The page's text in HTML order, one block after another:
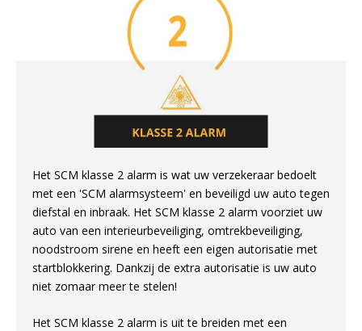
Het SCM klasse 2 alarm is wat uw verzekeraar bedoelt
met een 'SCM alarmsysteem' en beveiligd uw auto tegen
diefstal en inbraak. Het SCM klasse 2 alarm voorziet uw
auto van een interieurbeveiliging, omtrekbeveiliging,
noodstroom sirene en heeft een eigen autorisatie met
startblokkering. Dankzij de extra autorisatie is uw auto
niet zomaar meer te stelen!
Het SCM klasse 2 alarm is uit te breiden met een